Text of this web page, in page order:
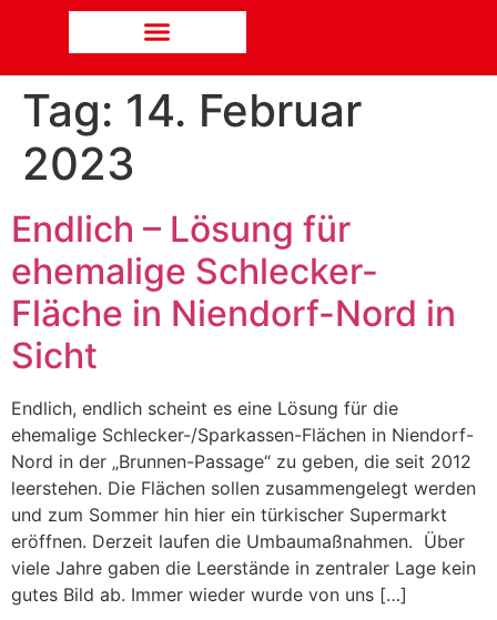
Tag: 14. Februar
2023
Endlich – Lösung für
ehemalige Schlecker-
Fläche in Niendorf-Nord in
Sicht
Endlich, endlich scheint es eine Lösung für die
ehemalige Schlecker-/Sparkassen-Flächen in Niendorf-
Nord in der „Brunnen-Passage“ zu geben, die seit 2012
leerstehen. Die Flächen sollen zusammengelegt werden
und zum Sommer hin hier ein türkischer Supermarkt
eröffnen. Derzeit laufen die Umbaumaßnahmen. Über
viele Jahre gaben die Leerstände in zentraler Lage kein
gutes Bild ab. Immer wieder wurde von uns […]